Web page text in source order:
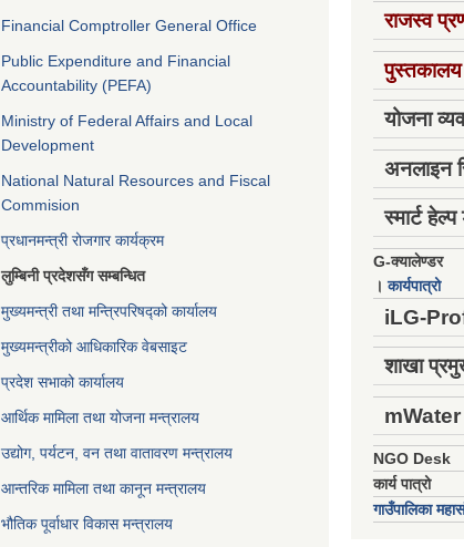
Financial Comptroller General Office
Public Expenditure and Financial
Accountability (PEFA)
Ministry of Federal Affairs and Local
Development
National Natural Resources and Fiscal
Commision
प्रधानमन्त्री रोजगार कार्यक्रम
लुम्बिनी प्रदेशसँग सम्बन्धित
मुख्यमन्त्री तथा मन्त्रिपरिषद्को कार्यालय
मुख्यमन्त्रीको आधिकारिक वेबसाइट
प्रदेश सभाको कार्यालय
आर्थिक मामिला तथा योजना मन्त्रालय
उद्योग, पर्यटन, वन तथा वातावरण मन्त्रालय
आन्तरिक मामिला तथा कानून मन्त्रालय
भौतिक पूर्वाधार विकास मन्त्रालय
राजस्व
पुस्तकालय
योजना
अनलाइन
स्मार्ट
G-क्यालेण्डर
।कार्यपात्रो
iLG-
शाखा
NGO Desk
कार्य पात्रो
गाउँपालिका